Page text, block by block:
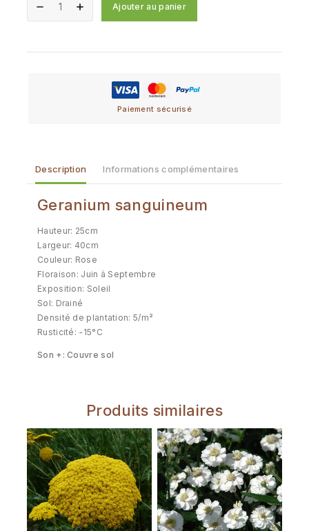
Ajouter au panier
Paiement sécurisé
Description Informations complémentaires
Geranium sanguineum
Hauteur: 25cm
Largeur: 40cm
Couleur: Rose
Floraison: Juin à Septembre
Exposition: Soleil
Sol: Drainé
Densité de plantation: 5/m²
Rusticité: -15°C
Son +: Couvre sol
Produits similaires